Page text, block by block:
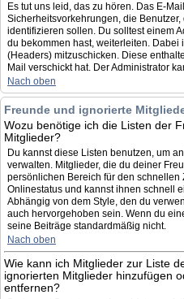
Es tut uns leid, das zu hören. Das E-
Sicherheitsvorkehrungen, die
identifizieren sollen. Du solltest einem
du bekommen hast, weiterleiten. Dabei
(Headers) mitzuschicken. Diese
Mail verschickt hat. Der Administrator
Nach oben
Freunde und ignorierte
Wozu benötige ich die Listen der
Mitglieder?
Du kannst diese Listen benutzen, um
verwalten. Mitglieder, die du deiner
persönlichen Bereich für den schnellen
Onlinestatus und kannst ihnen schnell
Abhängig von dem Style, den du
auch hervorgehoben sein. Wenn du
seine Beiträge standardmäßig nicht.
Nach oben
Wie kann ich Mitglieder zur Liste
ignorierten Mitglieder hinzufügen
entfernen?